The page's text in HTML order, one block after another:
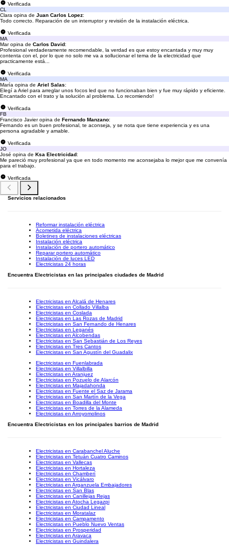
Verificada
CL
Clara opina de Juan Carlos Lopez:
Todo correcto. Reparación de un interruptor y revisión de la instalación eléctrica.
Verificada
MA
Mar opina de Carlos David:
Profesional verdaderamente recomendable, la verdad es que estoy encantada y muy muy
contenta con el, por lo que no solo me va a sollucionar el tema de la electricidad que
practicamente está...
Verificada
MA
María opina de Ariel Salas:
Elegí a Ariel para arreglar unos focos led que no funcionaban bien y fue muy rápido y eficiente.
Encantado con el trato y la solución al problema. Lo recomiendo!
Verificada
FB
Francisco Javier opina de Fernando Manzano:
Fernando es un buen profesional, te aconseja, y se nota que tiene experiencia y es una
persona agradable y amable.
Verificada
JO
José opina de Ksa Electricidad:
Me pareció muy profesional ya que en todo momento me aconsejaba lo mejor que me convenía
para el trabajo.
Verificada
Servicios relacionados
Reformar instalación eléctrica
Acometida eléctrica
Boletines de instalaciones eléctricas
Instalación eléctrica
Instalación de portero automático
Reparar portero automático
Instalación de luces LED
Electricistas 24 horas
Encuentra Electricistas en las principales ciudades de Madrid
Electricistas en Alcalá de Henares
Electricistas en Collado Villalba
Electricistas en Coslada
Electricistas en Las Rozas de Madrid
Electricistas en San Fernando de Henares
Electricistas en Leganés
Electricistas en Alcobendas
Electricistas en San Sebastián de Los Reyes
Electricistas en Tres Cantos
Electricistas en San Agustín del Guadalix
Electricistas en Fuenlabrada
Electricistas en Villalbilla
Electricistas en Aranjuez
Electricistas en Pozuelo de Alarcón
Electricistas en Majadahonda
Electricistas en Fuente el Saz de Jarama
Electricistas en San Martín de la Vega
Electricistas en Boadilla del Monte
Electricistas en Torres de la Alameda
Electricistas en Arroyomolinos
Encuentra Electricistas en los principales barrios de Madrid
Electricistas en Carabanchel Aluche
Electricistas en Tetuán Cuatro Caminos
Electricistas en Vallecas
Electricistas en Hortaleza
Electricistas en Chamberí
Electricistas en Vicálvaro
Electricistas en Arganzuela Embajadores
Electricistas en San Blas
Electricistas en Canillejas Rejas
Electricistas en Atocha Legazpi
Electricistas en Ciudad Lineal
Electricistas en Moratalaz
Electricistas en Campamento
Electricistas en Pueblo Nuevo Ventas
Electricistas en Prosperidad
Electricistas en Aravaca
Electricistas en Guindalera